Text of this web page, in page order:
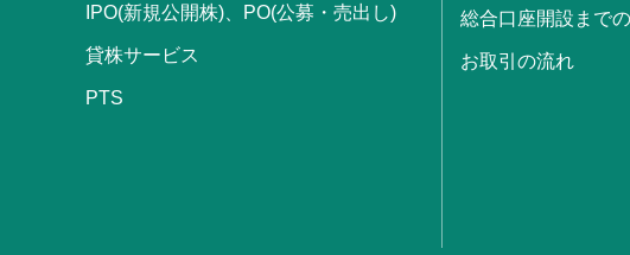
IPO(新規公開株)、PO(公募・売出し)
貸株サービス
PTS
総合口座開設まで
お取引の流れ